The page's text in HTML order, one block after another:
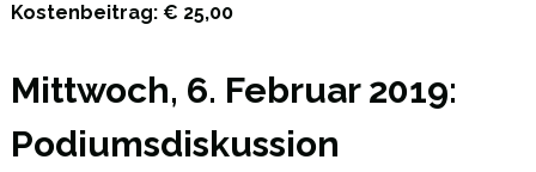
Kostenbeitrag: € 25,00
Mittwoch, 6. Februar 2019:
Podiumsdiskussion